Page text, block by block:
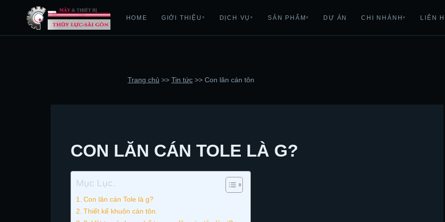
HOME GIỚI THIỆU ▾ DỊCH VỤ▾ SẢN PHẨM▾ DỰ ÁN CHI NHÁNH▾ LIÊN
Trang chủ >> Tin tức >> Con lăn cán tôn
CON LĂN CÁN TOLE LÀ G?
Mục Lục.
Con lăn cán Tole là g?
Thiết kế khuôn cán tôn.